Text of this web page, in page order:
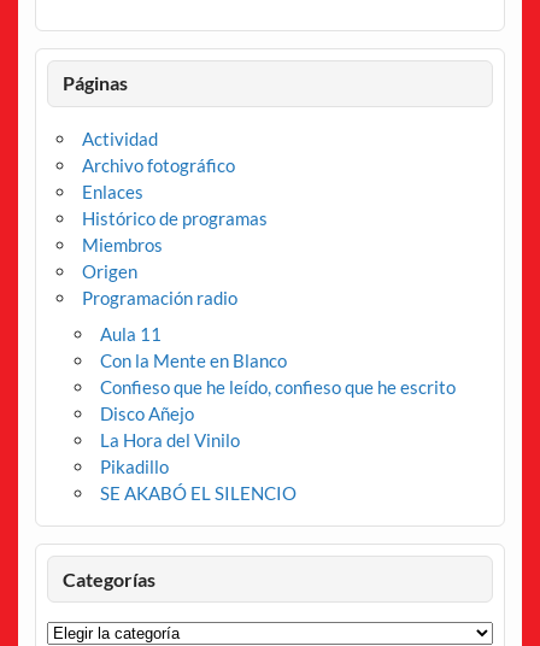
Páginas
Actividad
Archivo fotográfico
Enlaces
Histórico de programas
Miembros
Origen
Programación radio
Aula 11
Con la Mente en Blanco
Confieso que he leído, confieso que he escrito
Disco Añejo
La Hora del Vinilo
Pikadillo
SE AKABÓ EL SILENCIO
Categorías
Categorías